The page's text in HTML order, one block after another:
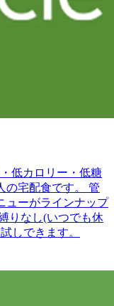
低カロリー・低糖
の宅配食です。 管
ューがラインナップ
りなし(いつでも休
しできます。